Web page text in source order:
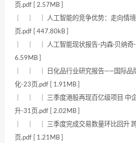
页.pdf [ 2.57MB ]
｜ ｜ ｜ 人工智能的竞争优势：走向情
页.pdf [ 447.80kB ]
｜ ｜ ｜ 人工智能现状报告-内森·贝纳奇
6.59MB ]
｜ ｜ ｜ 日化品行业研究报告——国际品
化-23页.pdf [ 1.91MB ]
｜ ｜ ｜ 三季度港股再现百亿级项目 中
升-31页.pdf [ 2.02MB ]
｜ ｜ ｜ 三季度完成交易数量环比回升
页.pdf [ 1.21MB ]